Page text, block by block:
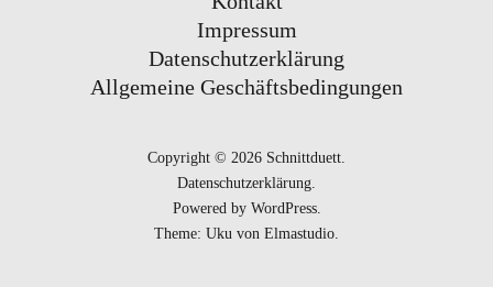
Impressum
Datenschutzerklärung
Allgemeine Geschäftsbedingungen
Copyright © 2026 Schnittduett
Datenschutzerklärung
Powered by WordPress
Theme: Uku von Elmastudio